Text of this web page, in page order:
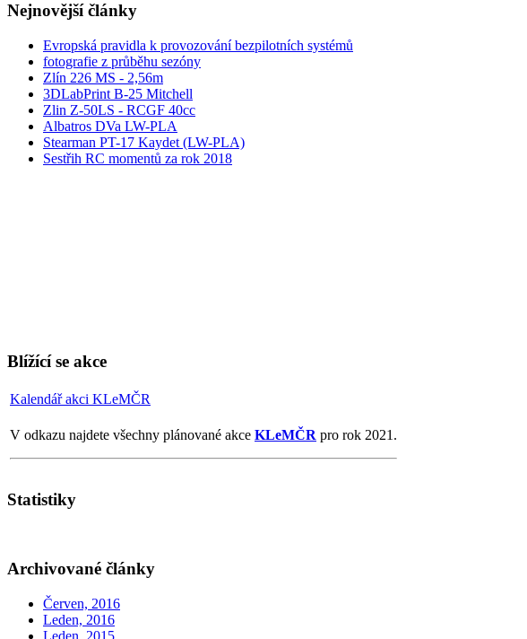
Nejnovější články
Evropská pravidla k provozování bezpilotních systémů
fotografie z průběhu sezóny
Zlín 226 MS - 2,56m
3DLabPrint B-25 Mitchell
Zlin Z-50LS - RCGF 40cc
Albatros DVa LW-PLA
Stearman PT-17 Kaydet (LW-PLA)
Sestřih RC momentů za rok 2018
Blížící se akce
Kalendář akci KLeMČR
V odkazu najdete všechny plánované akce KLeMČR pro rok 2021.
Statistiky
Archivované články
Červen, 2016
Leden, 2016
Leden, 2015